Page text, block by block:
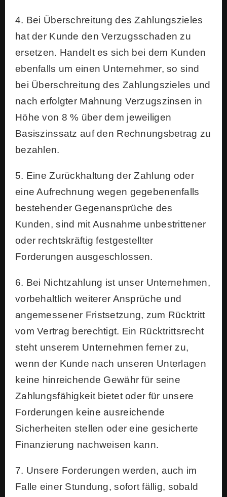
4. Bei Überschreitung des Zahlungszieles
hat der Kunde den Verzugsschaden zu
ersetzen. Handelt es sich bei dem Kunden
ebenfalls um einen Unternehmer, so sind
bei Überschreitung des Zahlungszieles und
nach erfolgter Mahnung Verzugszinsen in
Höhe von 8 % über dem jeweiligen
Basiszinssatz auf den Rechnungsbetrag zu
bezahlen.
5. Eine Zurückhaltung der Zahlung oder
eine Aufrechnung wegen gegebenenfalls
bestehender Gegenansprüche des
Kunden, sind mit Ausnahme unbestrittener
oder rechtskräftig festgestellter
Forderungen ausgeschlossen.
6. Bei Nichtzahlung ist unser Unternehmen,
vorbehaltlich weiterer Ansprüche und
angemessener Fristsetzung, zum Rücktritt
vom Vertrag berechtigt. Ein Rücktrittsrecht
steht unserem Unternehmen ferner zu,
wenn der Kunde nach unseren Unterlagen
keine hinreichende Gewähr für seine
Zahlungsfähigkeit bietet oder für unsere
Forderungen keine ausreichende
Sicherheiten stellen oder eine gesicherte
Finanzierung nachweisen kann.
7. Unsere Forderungen werden, auch im
Falle einer Stundung, sofort fällig, sobald